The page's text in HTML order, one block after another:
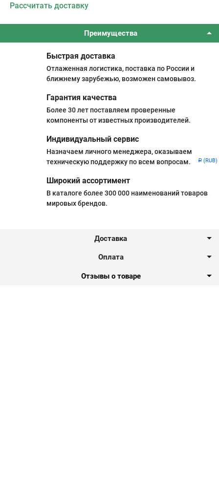
Р (RUB)
Рассчитать доставку
Преимущества
Быстрая доставка
Отлаженная логистика, поставка по России и
ближнему зарубежью, возможен самовывоз.
Гарантия качества
Более 30 лет поставляем проверенные
компоненты от известных производителей.
Индивидуальный сервис
Назначаем личного менеджера, оказываем
техническую поддержку по всем вопросам.
Широкий ассортимент
В каталоге более 300 000 наименований товаров
мировых брендов.
Доставка
Оплата
Отзывы о товаре